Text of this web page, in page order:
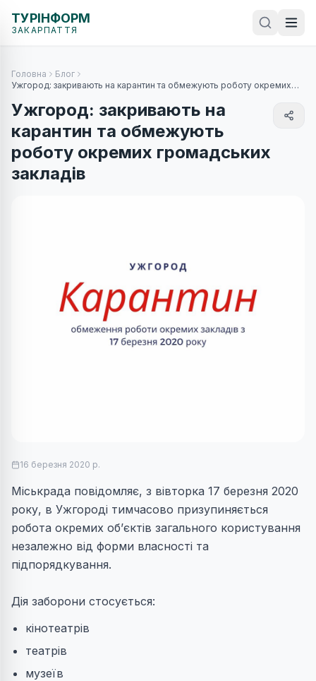
ТУРІНФОРМ
ЗАКАРПАТТЯ
Головна
Блог
Ужгород: закривають на карантин та обмежують роботу окремих
Ужгород: закривають на
карантин та обмежують
роботу окремих громадських
закладів
16 березня 2020 р.
Міськрада повідомляє, з вівторка 17 березня 2020
року, в Ужгороді тимчасово призупиняється
робота окремих об’єктів загального користування
незалежно від форми власності та
підпорядкування.
Дія заборони стосується:
кінотеатрів
театрів
музеїв